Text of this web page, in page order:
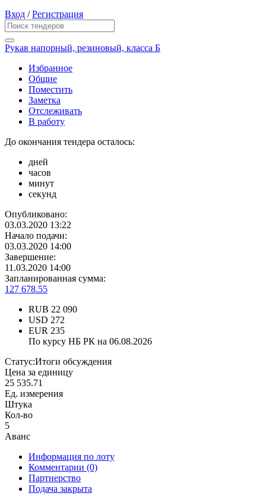
Вход /Регистрация
Рукав напорный, резиновый, класса Б
Избранное
Общие
Поместить
Заметка
Отслеживать
В работу
До окончания тендера осталось:
дней
часов
минут
секунд
Опубликовано:
03.03.2020 13:22
Начало подачи:
03.03.2020 14:00
Завершение:
11.03.2020 14:00
Запланированная сумма:
127 678.55
RUB 22 090
USD 272
EUR 235
По курсу НБ РК на 06.08.2026
Статус:Итоги обсуждения
Цена за единицу
25 535.71
Ед. измерения
Штука
Кол-во
5
Аванс
Информация по лоту
Комментарии (0)
Партнерство
Подача закрыта